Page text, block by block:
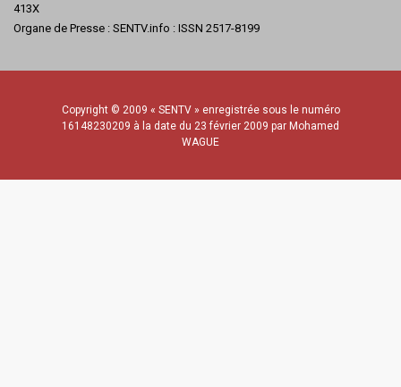
413X
Organe de Presse : SENTV.info : ISSN 2517-8199
Copyright © 2009 « SENTV » enregistrée sous le numéro
16148230209 à la date du 23 février 2009 par Mohamed
WAGUE